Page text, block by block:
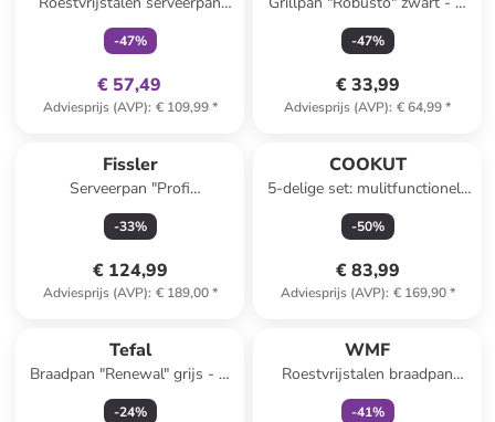
"Durado" - Ø 28 cm
-47%
€ 57,49
Adviesprijs (AVP): € 109,99*
26 cm
-47%
€ 33,99
Adviesprijs (AVP): € 64,99*
Fissler
Serveerpan "Profi
Collection®" zilverkleurig - Ø
28 cm
-33%
€ 124,99
Adviesprijs (AVP): € 189,00*
COOKUT
5-delige set: mulitfunctionele
pan "La Fabuleuse'' lichtroze -
Ø 28 cm
-50%
€ 83,99
Adviesprijs (AVP): € 169,90*
Tefal
Braadpan "Renewal" grijs - Ø
28 cm
-24%
WMF
Roestvrijstalen braadpan
"Resist" - Ø 28 cm
-41%